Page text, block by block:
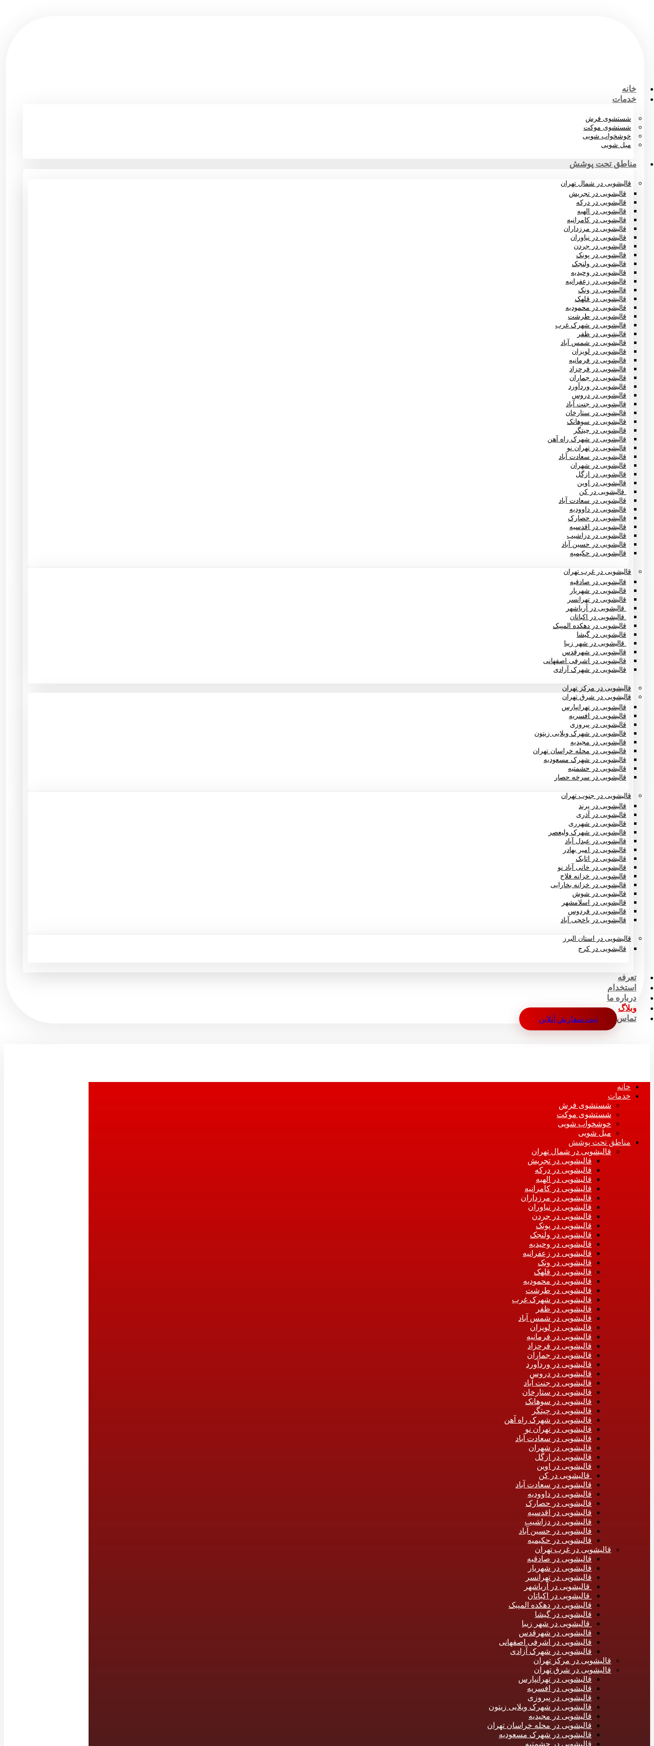
خانه
خدمات
شستشوی فرش
شستشوی موکت
خوشخواب شویی
مبل شویی
مناطق تحت پوشش
قالیشویی در شمال تهران
قالیشویی در تجریش
قالیشویی در درکه
قالیشویی در الهیه
قالیشویی در کامرانیه
قالیشویی در مرزداران
قالیشویی در نیاوران
قالیشویی در جردن
قالیشویی در پونک
قالیشویی در ولنجک
قالیشویی در وحیدیه
قالیشویی در زعفرانیه
قالیشویی در ونک
قالیشویی در قلهک
قالیشویی در محمودیه
قالیشویی در طرشت
قالیشویی در شهرک غرب
قالیشویی در ظفر
قالیشویی در شمس آباد
قالیشویی در لویزان
قالیشویی در فرمانیه
قالیشویی در فرحزاد
قالیشویی در جماران
قالیشویی در وردآورد
قالیشویی در دروس
قالیشویی در جنت آباد
قالیشویی در ستارخان
قالیشویی در سوهانک
قالیشویی در چیتگر
قالیشویی در شهرک راه آهن
قالیشویی در تهران نو
قالیشویی در سعادت آباد
قالیشویی در شهران
قالیشویی در ازگل
قالیشویی در اوین
قالیشویی در کن
قالیشویی در سعادت آباد
قالیشویی در داوودیه
قالیشویی در حصارک
قالیشویی در اقدسیه
قالیشویی در دزاشیب
قالیشویی در حسین آباد
قالیشویی در حکیمیه
قالیشویی در غرب تهران
قالیشویی در صادقیه
قالیشویی در شهریار
قالیشویی در تهرانسر
قالیشویی در آریاشهر
قالیشویی در اکباتان
قالیشویی در دهکده المپیک
قالیشویی در گیشا
قالیشویی در شهر زیبا
قالیشویی در شهرقدس
قالیشویی در اشرفی اصفهانی
قالیشویی در شهرک آزادی
قالیشویی در مرکز تهران
قالیشویی در شرق تهران
قالیشویی در تهرانپارس
قالیشویی در افسریه
قالیشویی در پیروزی
قالیشویی در شهرک ویلایی زیتون
قالیشویی در مجیدیه
قالیشویی در محله خراسان تهران
قالیشویی در شهرک مسعودیه
قالیشویی در حشمتیه
قالیشویی در سرخه حصار
قالیشویی در جنوب تهران
قالیشویی در پرند
قالیشویی در آذری
قالیشویی در شهرری
قالیشویی در شهرک ولیعصر
قالیشویی در عبدل آباد
قالیشویی در امیر بهادر
قالیشویی در اتابک
قالیشویی در خانی آباد نو
قالیشویی در خزانه فلاح
قالیشویی در خزانه بخارایی
قالیشویی در شوش
قالیشویی در اسلامشهر
قالیشویی در فردوس
قالیشویی در یاخچی آباد
قالیشویی در استان البرز
قالیشویی در کرج
تعرفه
استخدام
درباره ما
وبلاگ
تماس
ثبت سفارش آنلاین
خانه
خدمات
شستشوی فرش
شستشوی موکت
خوشخواب شویی
مبل شویی
مناطق تحت پوشش
قالیشویی در شمال تهران
قالیشویی در تجریش
قالیشویی در درکه
قالیشویی در الهیه
قالیشویی در کامرانیه
قالیشویی در مرزداران
قالیشویی در نیاوران
قالیشویی در جردن
قالیشویی در پونک
قالیشویی در ولنجک
قالیشویی در وحیدیه
قالیشویی در زعفرانیه
قالیشویی در ونک
قالیشویی در قلهک
قالیشویی در محمودیه
قالیشویی در طرشت
قالیشویی در شهرک غرب
قالیشویی در ظفر
قالیشویی در شمس آباد
قالیشویی در لویزان
قالیشویی در فرمانیه
قالیشویی در فرحزاد
قالیشویی در جماران
قالیشویی در وردآورد
قالیشویی در دروس
قالیشویی در جنت آباد
قالیشویی در ستارخان
قالیشویی در سوهانک
قالیشویی در چیتگر
قالیشویی در شهرک راه آهن
قالیشویی در تهران نو
قالیشویی در سعادت آباد
قالیشویی در شهران
قالیشویی در ازگل
قالیشویی در اوین
قالیشویی در کن
قالیشویی در سعادت آباد
قالیشویی در داوودیه
قالیشویی در حصارک
قالیشویی در اقدسیه
قالیشویی در دزاشیب
قالیشویی در حسین آباد
قالیشویی در حکیمیه
قالیشویی در غرب تهران
قالیشویی در صادقیه
قالیشویی در شهریار
قالیشویی در تهرانسر
قالیشویی در آریاشهر
قالیشویی در اکباتان
قالیشویی در دهکده المپیک
قالیشویی در گیشا
قالیشویی در شهر زیبا
قالیشویی در شهرقدس
قالیشویی در اشرفی اصفهانی
قالیشویی در شهرک آزادی
قالیشویی در مرکز تهران
قالیشویی در شرق تهران
قالیشویی در تهرانپارس
قالیشویی در افسریه
قالیشویی در پیروزی
قالیشویی در شهرک ویلایی زیتون
قالیشویی در مجیدیه
قالیشویی در محله خراسان تهران
قالیشویی در شهرک مسعودیه
قالیشویی در حشمتیه